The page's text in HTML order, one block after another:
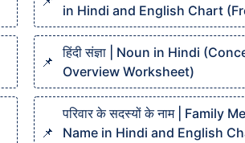
in Hindi and English Chart
हिंदी संज्ञा | Noun in Hindi
Overview Worksheet)
परिवार के सदस्यों के नाम | Family
Name in Hindi and English